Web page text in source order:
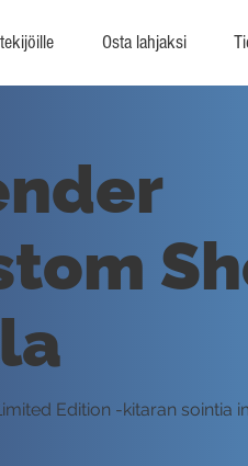
Osta lahjaksi
Edition -kitaran sointia